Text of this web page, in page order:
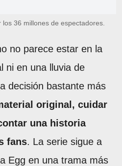
36 millones de espectadores.
no parece estar en la
ni en una lluvia de
decisión bastante más
original, cuidar
una historia
fans. La serie sigue a
Egg en una trama más